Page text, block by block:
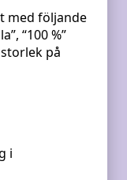
med följande
“100 %”
på
i